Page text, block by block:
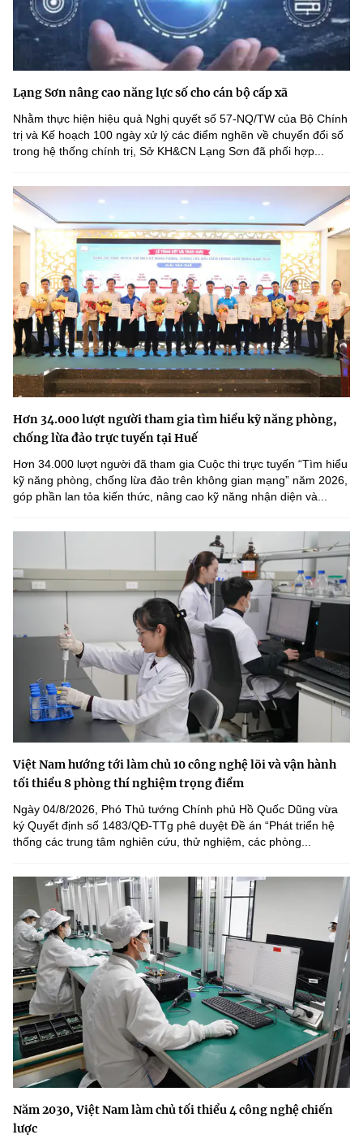
Lạng Sơn nâng cao năng lực số cho cán bộ cấp xã
Nhằm thực hiện hiệu quả Nghị quyết số 57-NQ/TW của Bộ Chính
trị và Kế hoạch 100 ngày xử lý các điểm nghẽn về chuyển đổi số
trong hệ thống chính trị, Sở KH&CN Lạng Sơn đã phối hợp...
Hơn 34.000 lượt người tham gia tìm hiểu kỹ năng phòng,
chống lừa đảo trực tuyến tại Huế
Hơn 34.000 lượt người đã tham gia Cuộc thi trực tuyến “Tìm hiểu
kỹ năng phòng, chống lừa đảo trên không gian mạng” năm 2026,
góp phần lan tỏa kiến thức, nâng cao kỹ năng nhận diện và...
Việt Nam hướng tới làm chủ 10 công nghệ lõi và vận hành
tối thiểu 8 phòng thí nghiệm trọng điểm
Ngày 04/8/2026, Phó Thủ tướng Chính phủ Hồ Quốc Dũng vừa
ký Quyết định số 1483/QĐ-TTg phê duyệt Đề án “Phát triển hệ
thống các trung tâm nghiên cứu, thử nghiệm, các phòng...
Năm 2030, Việt Nam làm chủ tối thiểu 4 công nghệ chiến
lược